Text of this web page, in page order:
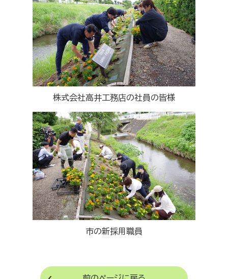
株式会社高井工務店の社員の皆様
市の新採用職員